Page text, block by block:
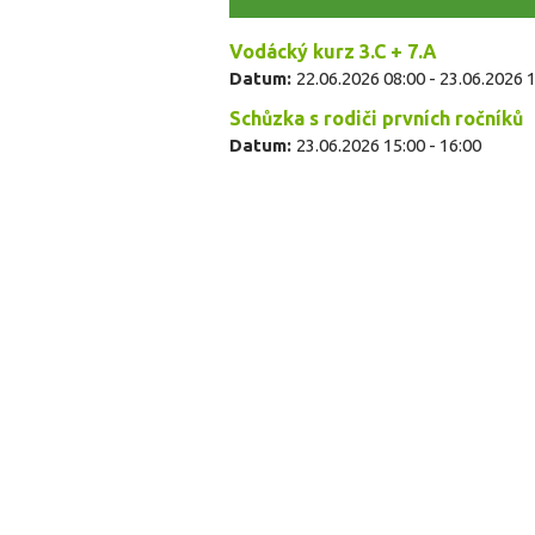
Vodácký kurz 3.C + 7.A
Datum: 22.06.2026 08:00 - 23.06.2026
Schůzka s rodiči prvních ročníků
Datum: 23.06.2026 15:00 - 16:00